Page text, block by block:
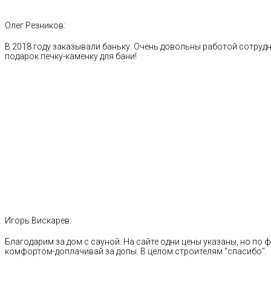
Олег Резников:
В 2018 году заказывали баньку. Очень довольны работой
подарок печку-каменку для бани!
Игорь Вискарев:
Благодарим за дом с сауной. На сайте одни цены указаны, но по
комфортом-доплачивай за допы. В целом строителям "спасибо".